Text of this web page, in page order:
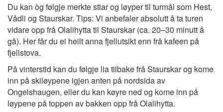
Du kan òg følgje merkte stiar og løyper til turmål som Hest,
Vådli og Staurskar. Tips: Vi anbefaler absolutt å ta turen
vidare opp frå Olalihytta til Staurskar (ca. 20–30 minutt å
gå). Her får du ei heilt anna fjellutsikt enn frå kafeen på
fjellstova.
På vinterstid kan du følgje lia tilbake frå Staurskar og kome
inn på skiløypene igjen anten på nordsida av
Ongelshaugen, eller du kan køyre ned og kome inn på
løypene på toppen av bakken opp frå Olalihytta.